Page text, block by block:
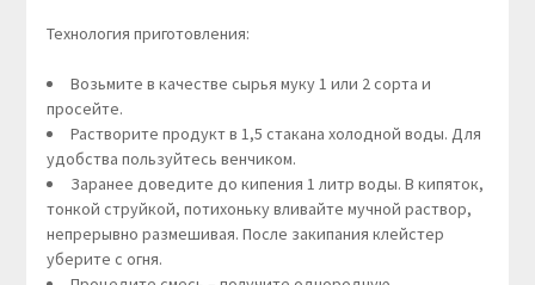
Технология приготовления:
Возьмите в качестве сырья муку 1 или 2 сорта и
просейте.
Растворите продукт в 1,5 стакана холодной воды. Для
удобства пользуйтесь венчиком.
Заранее доведите до кипения 1 литр воды. В кипяток,
тонкой струйкой, потихоньку вливайте мучной раствор,
непрерывно размешивая. После закипания клейстер
уберите с огня.